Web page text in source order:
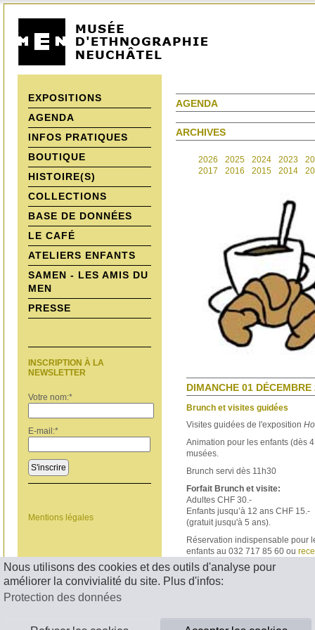
Nous utilisons des cookies et des outils d'analyse pour
améliorer la convivialité du site. Plus d'infos:
Protection des données
EXPOSITIONS
AGENDA
INFOS PRATIQUES
BOUTIQUE
HISTOIRE(S)
COLLECTIONS
BASE DE DONNÉES
LE CAFÉ
ATELIERS ENFANTS
SAMEN - LES AMIS DU
MEN
PRESSE
INSCRIPTION À LA
NEWSLETTER
Votre nom:*
E-mail:*
S'inscrire
Mentions légales
AGENDA
ARCHIVES
2026 2025 2024 2023
2017
2016 2015 2014
DIMANCHE 01
Brunch et visites guidées
Visites guidées de l'exposition
Animation pour les enfants (dès
musées.
Brunch servi dès 11h30
Forfait Brunch et visite:
Adultes CHF 30.-
Enfants jusqu’à 12 ans CHF 15.-
(gratuit jusqu'à 5 ans).
Réservation indispensable pour
enfants au 032 717 85 60 ou
< RETOUR